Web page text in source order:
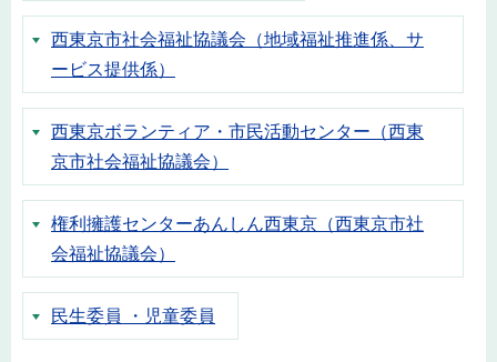
西東京市社会福祉協議会（地域福祉推進係、サ
ービス提供係）
西東京ボランティア・市民活動センター（西東
京市社会福祉協議会）
権利擁護センターあんしん西東京（西東京市社
会福祉協議会）
民生委員 ・児童委員